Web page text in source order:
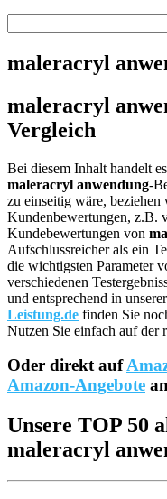
maleracryl
maleracryl
Vergleich
Bei diesem Inhalt handelt
maleracryl anwendung-
zu einseitig wäre, beziehen
Kundenbewertungen, z.B.
Kundebewertungen von
Aufschlussreicher als ein
die wichtigsten Parameter
verschiedenen
und entsprechend in
Leistung.de finden Sie
Nutzen Sie einfach auf der
Oder direkt auf
Amazon-Angebote
Unsere TOP 50
maleracryl